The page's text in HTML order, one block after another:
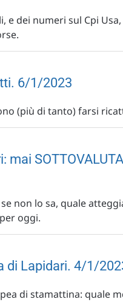
dei numeri sul Cpi
6/1/2023
(più di tanto) farsi
mai
non lo sa, quale
oggi.
di Lapidari. 4/1/
di stamattina: quale